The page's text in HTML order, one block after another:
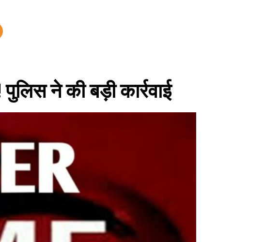
ने की बड़ी कार्रवाई